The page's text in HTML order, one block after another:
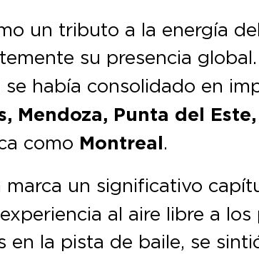
un tributo a la energía
su presencia
se había consolidado en
Mendoza, Punta del
como Montreal.
marca un significativo
al aire libre a
en la pista de baile, se